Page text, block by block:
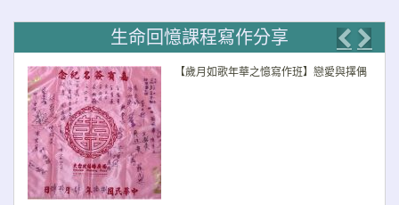
生命回憶課程寫作分享
【歲月如歌年華之憶寫作班】戀愛與擇偶